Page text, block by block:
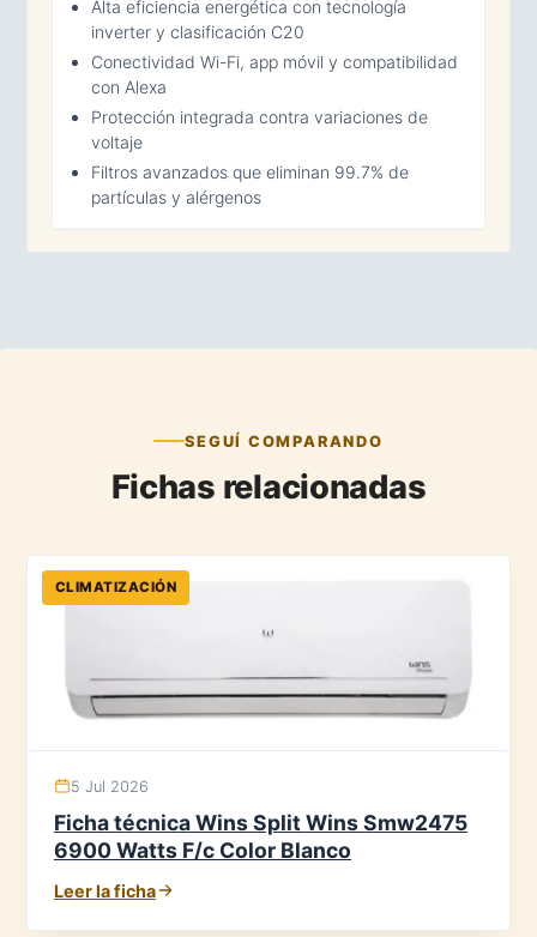
Alta eficiencia energética con tecnología
inverter y clasificación C20
Conectividad Wi-Fi, app móvil y compatibilidad
con Alexa
Protección integrada contra variaciones de
voltaje
Filtros avanzados que eliminan 99.7% de
partículas y alérgenos
SEGUÍ COMPARANDO
Fichas relacionadas
CLIMATIZACIÓN
5 Jul 2026
Ficha técnica Wins Split Wins Smw2475
6900 Watts F/c Color Blanco
Leer la ficha